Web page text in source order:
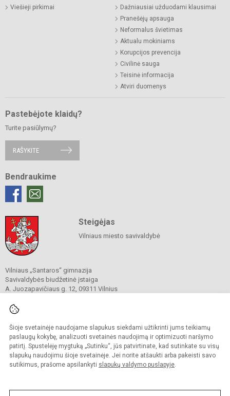
Šioje svetainėje naudojame slapukus siekdami užtikrinti jums teikiamų
paslaugų kokybę, analizuoti svetainės naudojimą ir optimizuoti naršymo
patirtį. Spustelėję mygtuką „Sutinku“, jūs patvirtinate, kad sutinkate su visų
slapukų naudojimu šioje svetainėje. Jei norite atšaukti arba pakeisti savo
sutikimus, prašome apsilankyti slapukų valdymo puslapyje.
Viešieji pirkimai
Dažniausiai užduodami klausimai
Pranešėjų apsauga
Neformalus švietimas
Aktualu mokiniams
Korupcijos prevencija
Civilinė sauga
Teisinė informacija
Atviri duomenys
Pastebėjote klaidų?
Turite pasiūlymų?
RAŠYKITE
Bendraukime
Steigėjas
Vilniaus miesto savivaldybė
Vilniaus „Santaros“ gimnazija
Savivaldybės biudžetinė įstaiga
A. Juozapavičiaus g. 12, 09311 Vilnius
El. p.
Duomenys kaupiami ir saugomi
Juridinių asmenų registre
Įmonės kodas 304089960
Kopijuoti turinį be raštiško gimnazijos sutikimo griežtai draudžiama.